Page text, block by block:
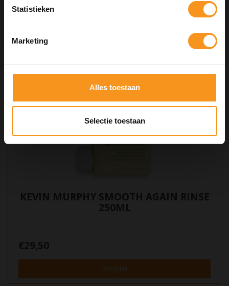
Statistieken
Marketing
Alles toestaan
Selectie toestaan
KEVIN MURPHY SMOOTH AGAIN RINSE
250ML
€29,50
BEKIJKEN
Kortingscode is geldig tot en met zondag 9 augustus 2026.
Kortingscode is niet te combineren met andere kortingscodes.